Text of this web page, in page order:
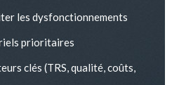
les dysfonctionnements
prioritaires
clés (TRS, qualité, coûts,